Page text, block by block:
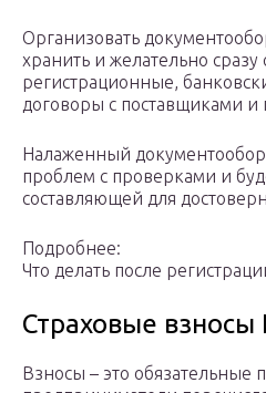
Организовать
хранить и желательно
регистрационные,
договоры с поставщиками и
Налаженный
проблем с проверками и
составляющей для
Подробнее:
Что делать после
Страховые взносы
Взносы – это обязательные